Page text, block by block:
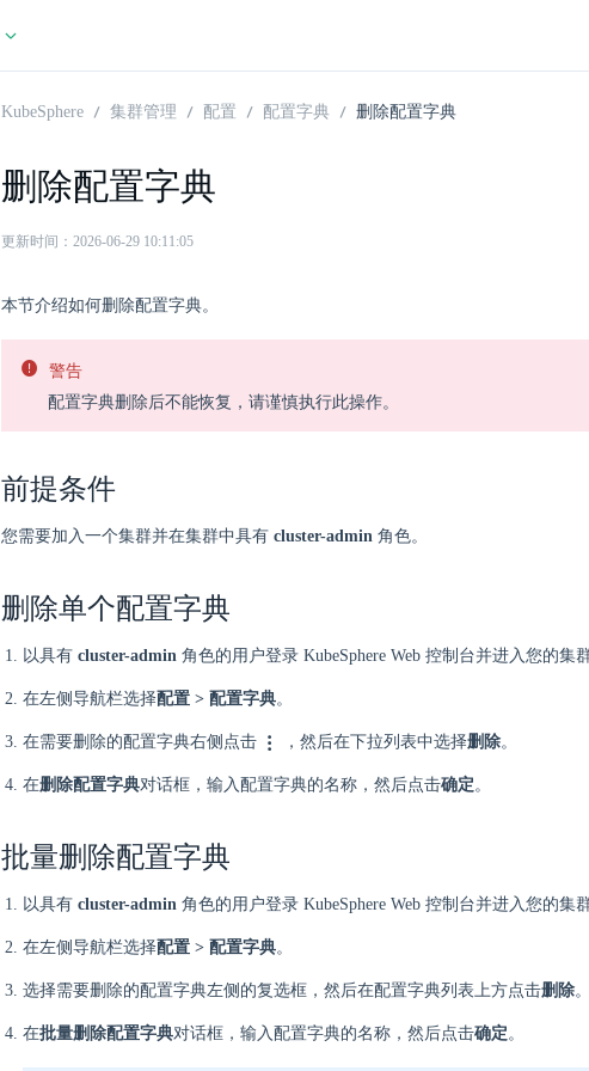
KubeSphere 集群管理 配置 配置字典 删除配置字典
删除配置字典
更新时间：2026-06-29 10:11:05
本节介绍如何删除配置字典。
警告
配置字典删除后不能恢复，请谨慎执行此操作。
前提条件
您需要加入一个集群并在集群中具有 cluster-admin 角色。
删除单个配置字典
以具有 cluster-admin 角色的用户登录 KubeSphere Web 控制台并进入您的集群
在左侧导航栏选择配置 > 配置字典。
在需要删除的配置字典右侧点击 ，然后在下拉列表中选择删除。
在删除配置字典对话框，输入配置字典的名称，然后点击确定。
批量删除配置字典
以具有 cluster-admin 角色的用户登录 KubeSphere Web 控制台并进入您的集群
在左侧导航栏选择配置 > 配置字典。
选择需要删除的配置字典左侧的复选框，然后在配置字典列表上方点击删除。
在批量删除配置字典对话框，输入配置字典的名称，然后点击确定。